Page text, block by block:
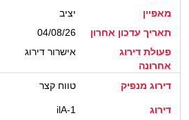
מאפיין
יציב
תאריך עדכון אחרון
04/08/26
פעולת דירוג
אחרונה
אישרור דירוג
דירוג מנפיק טווח קצר
דירוג
ilA-1